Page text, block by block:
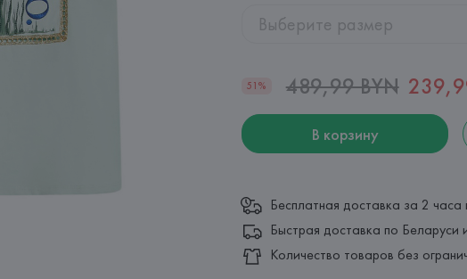
Выберите размер
51% 489,99 BYN
В корзину
Бесплатная доставка за 2
Быстрая доставка по Беларуси
Количество товаров без